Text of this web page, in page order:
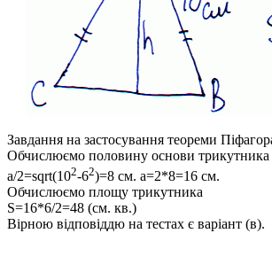
Завдання на застосування теореми
Обчислюємо половину основи трикутника
a/2=sqrt(102-62)=8 см. а=2*8=16 см.
Обчислюємо площу трикутника
S=16*6/2=48 (см. кв.)
Вірною відповіддю на тестах є варіант (в).